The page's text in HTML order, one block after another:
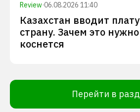
Review·06.08.2026 11:40
Казахстан вводит
страну. Зачем это
коснется
Перейти в